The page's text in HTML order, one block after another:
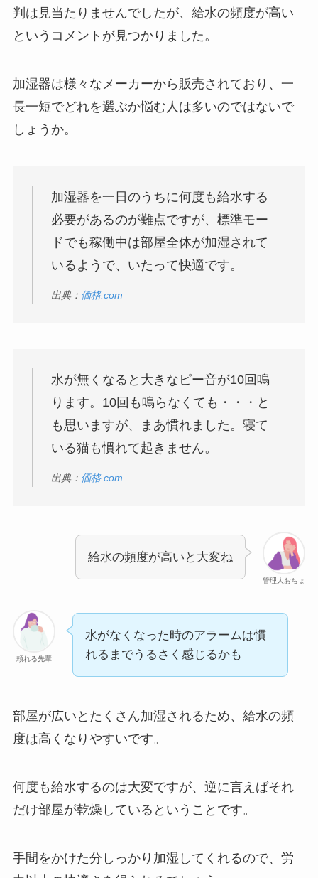
判は見当たりませんでしたが、給水の頻度が高い
というコメントが見つかりました。
加湿器は様々なメーカーから販売されており、一
長一短でどれを選ぶか悩む人は多いのではないで
しょうか。
加湿器を一日のうちに何度も給水する
必要があるのが難点ですが、標準モー
ドでも稼働中は部屋全体が加湿されて
いるようで、いたって快適です。
出典： 価格.com
水が無くなると大きなピー音が10回鳴
ります。10回も鳴らなくても・・・と
も思いますが、まあ慣れました。寝て
いる猫も慣れて起きません。
出典： 価格.com
管理人おちょ
給水の頻度が高いと大変ね
頼れる先輩
水がなくなった時のアラームは慣
れるまでうるさく感じるかも
部屋が広いとたくさん加湿されるため、給水の頻
度は高くなりやすいです。
何度も給水するのは大変ですが、逆に言えばそれ
だけ部屋が乾燥しているということです。
手間をかけた分しっかり加湿してくれるので、労